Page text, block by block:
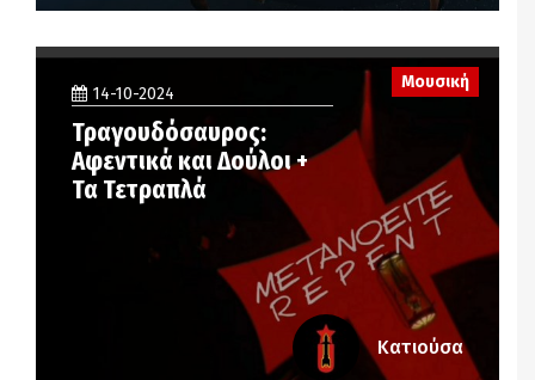
14-10-2024
Τραγουδόσαυρος:
Αφεντικά και Δούλοι +
Τα Τετραπλά
Μουσική
Κατιούσα